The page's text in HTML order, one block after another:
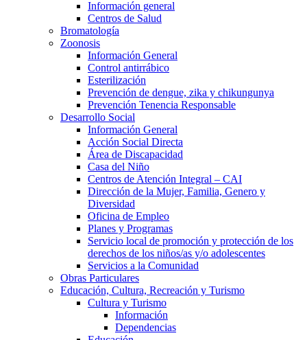
Información general
Centros de Salud
Bromatología
Zoonosis
Información General
Control antirrábico
Esterilización
Prevención de dengue, zika y chikungunya
Prevención Tenencia Responsable
Desarrollo Social
Información General
Acción Social Directa
Área de Discapacidad
Casa del Niño
Centros de Atención Integral – CAI
Dirección de la Mujer, Familia, Genero y
Diversidad
Oficina de Empleo
Planes y Programas
Servicio local de promoción y protección de los
derechos de los niños/as y/o adolescentes
Servicios a la Comunidad
Obras Particulares
Educación, Cultura, Recreación y Turismo
Cultura y Turismo
Información
Dependencias